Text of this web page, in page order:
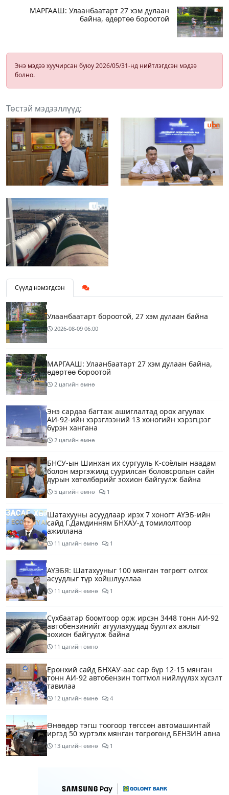
МАРГААШ: Улаанбаатарт 27 хэм дулаан
байна, өдөртөө бороотой
Энэ мэдээ хуучирсан буюу 2026/05/31-нд нийтлэгдсэн мэдээ
болно.
Төстэй мэдээллүүд:
Сүүлд нэмэгдсэн
Улаанбаатарт бороотой, 27 хэм дулаан байна
2026-08-09 06:00
МАРГААШ: Улаанбаатарт 27 хэм дулаан байна,
өдөртөө бороотой
2 цагийн өмнө
Энэ сардаа багтаж ашиглалтад орох агуулах
АИ-92-ийн хэрэглээний 13 хоногийн хэрэгцээг
бүрэн хангана
2 цагийн өмнө
БНСУ-ын Шинхан их сургууль К-соёлын наадам
болон мэргэжилд суурилсан боловсролын сайн
дурын хөтөлбөрийг зохион байгуулж байна
5 цагийн өмнө 1
Шатахууны асуудлаар ирэх 7 хоногт АҮЭБ-ийн
сайд Г.Дамдинням БНХАУ-д томилолтоор
ажиллана
11 цагийн өмнө 1
АҮЭБЯ: Шатахууныг 100 мянган төгрөгт олгох
асуудлыг түр хойшлууллаа
11 цагийн өмнө 1
Сүхбаатар боомтоор орж ирсэн 3448 тонн АИ-92
автобензинийг агуулахуудад буулгах ажлыг
зохион байгуулж байна
11 цагийн өмнө
Ерөнхий сайд БНХАУ-аас сар бүр 12-15 мянган
тонн АИ-92 автобензин тогтмол нийлүүлэх хүсэлт
тавилаа
12 цагийн өмнө 4
Өнөөдөр тэгш тоогоор төгссөн автомашинтай
иргэд 50 хүртэлх мянган төгрөгөнд БЕНЗИН авна
13 цагийн өмнө 1
15 цагийн өмнө